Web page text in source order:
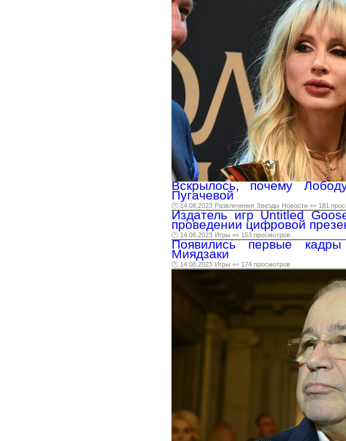
Вскрылось, почему
Пугачевой
🕑 14.08.2023 Развлечения Звезды Новости 👀 181
Издатель игр Untitled
проведении цифровой
🕑 14.08.2023 Игры 👀 153 просмотров
Появились первые
Миядзаки
🕑 14.08.2023 Игры 👀 174 просмотров